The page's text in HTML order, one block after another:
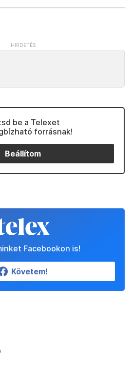
be a Telexet
forrásnak!
Beállítom
Facebookon is!
Követem!